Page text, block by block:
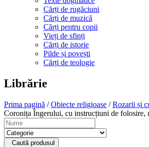
Cărți de rugăciuni
Cărți de muzică
Cărți pentru copii
Vieți de sfinți
Cărți de istorie
Pilde și povești
Cărți de teologie
Librărie
Prima pagină /Obiecte religioase /Rozarii și
Coronița Îngerului, cu instrucțiuni de folosire,
Caută produsul